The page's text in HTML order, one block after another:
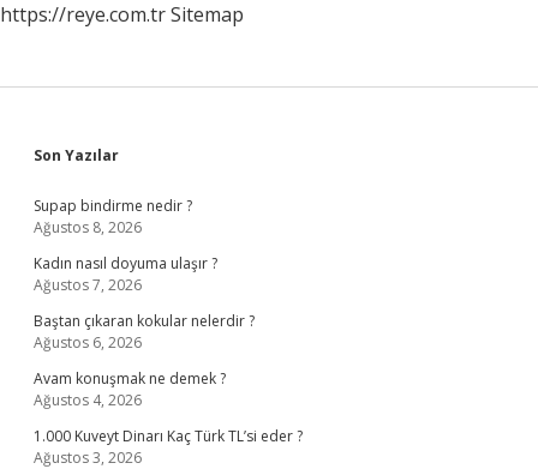
https://reye.com.trSitemap
Sidebar
Son Yazılar
Supap bindirme nedir ?
Ağustos 8, 2026
Kadın nasıl doyuma ulaşır ?
Ağustos 7, 2026
Baştan çıkaran kokular nelerdir ?
Ağustos 6, 2026
Avam konuşmak ne demek ?
Ağustos 4, 2026
1.000 Kuveyt Dinarı Kaç Türk TL’si eder ?
Ağustos 3, 2026